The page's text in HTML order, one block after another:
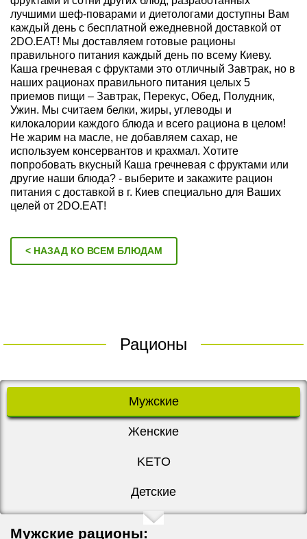
лучшими шеф-поварами и диетологами доступны Вам
каждый день с бесплатной ежедневной доставкой от
2DO.EAT! Мы доставляем готовые рационы
правильного питания каждый день по всему Киеву.
Каша гречневая с фруктами это отличный Завтрак, но в
наших рационах правильного питания целых 5
приемов пищи – Завтрак, Перекус, Обед, Полудник,
Ужин. Мы считаем белки, жиры, углеводы и
килокалории каждого блюда и всего рациона в целом!
Не жарим на масле, не добавляем сахар, не
используем консервантов и крахмал. Хотите
попробовать вкусный Каша гречневая с фруктами или
другие наши блюда? - выберите и закажите рацион
питания с доставкой в г. Киев специально для Ваших
целей от 2DO.EAT!
< НАЗАД КО ВСЕМ БЛЮДАМ
Рационы
Мужские
Женские
KETO
Детские
Мужские рационы: